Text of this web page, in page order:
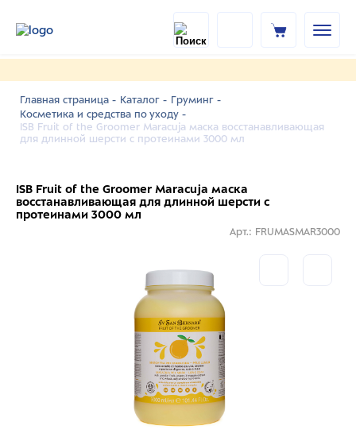
Главная страница - Каталог - Груминг -
Косметика и средства по уходу -
ISB Fruit of the Groomer Maracuja маска восстанавливающая
для длинной шерсти с протеинами 3000 мл
ISB Fruit of the Groomer Maracuja маска
восстанавливающая для длинной шерсти с
протеинами 3000 мл
Арт.: FRUMASMAR3000